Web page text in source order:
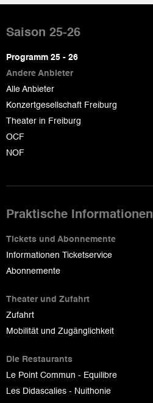
de
page
Saison 25-26
Programm 25 - 26
Andere Anbieter
Alle Anbieter
Konzertgesellschaft Freiburg
Theater in Freiburg
OCF
NOF
Praktische Informationen
Tickets und Abonnemente
Informationen Ticketservice
Abonnemente
Theater und Zufahrt
Zufahrt
Mobilität und Zugänglichkeit
Die Restaurants
Le Point Commun - Equilibre
Les Didascalies - Nuithonie